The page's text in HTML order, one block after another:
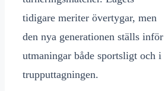
tidigare meriter övertygar, men
den nya generationen ställs inför
utmaningar både sportsligt och i
trupputtagningen.